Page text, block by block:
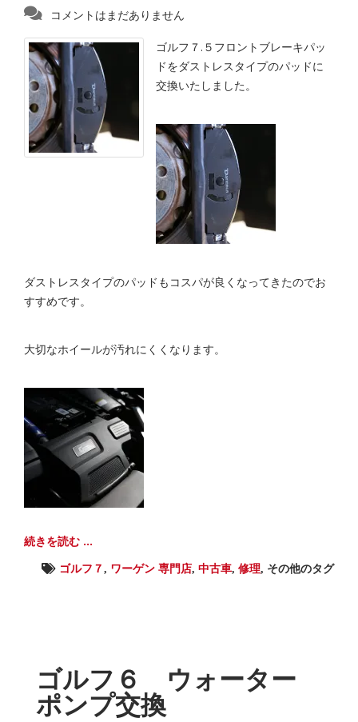
コメントはまだありません
ゴルフ７.５フロントブレーキパッ
ドをダストレスタイプのパッドに
交換いたしました。
ダストレスタイプのパッドもコスパが良くなってきたのでお
すすめです。
大切なホイールが汚れにくくなります。
続きを読む ...
ゴルフ７ , ワーゲン 専門店, 中古車, 修理, その他のタグ
ゴルフ６ ウォーター
ポンプ交換